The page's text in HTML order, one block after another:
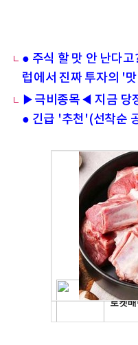
● 주식 할 맛 안 난다
럽에서 진짜 투자의 '
▶극비종목◀ 지금 당
● 긴급 '추천'(선착순